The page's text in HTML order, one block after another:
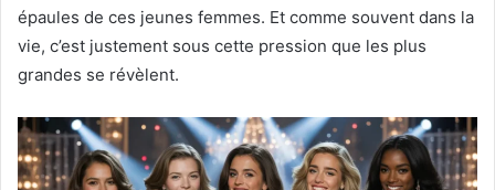
épaules de ces jeunes femmes. Et comme souvent dans la
vie, c’est justement sous cette pression que les plus
grandes se révèlent.